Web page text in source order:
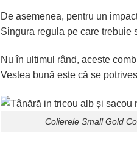
De asemenea, pentru un
Singura regula pe care trebuie
Nu în ultimul rând, aceste
Vestea bună este că se
Colierele Small Gold